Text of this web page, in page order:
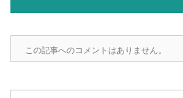
この記事へのコメントはありません。